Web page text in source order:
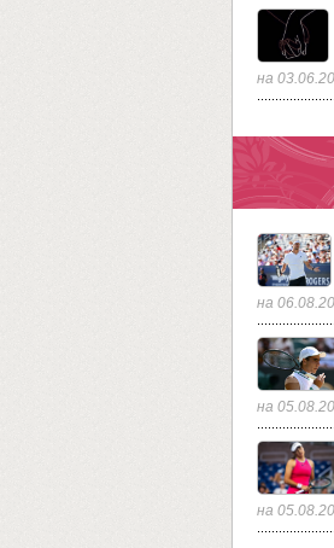
на
на
на
на